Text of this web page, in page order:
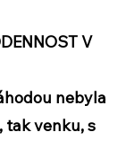
V
nebyla
tak venku, s